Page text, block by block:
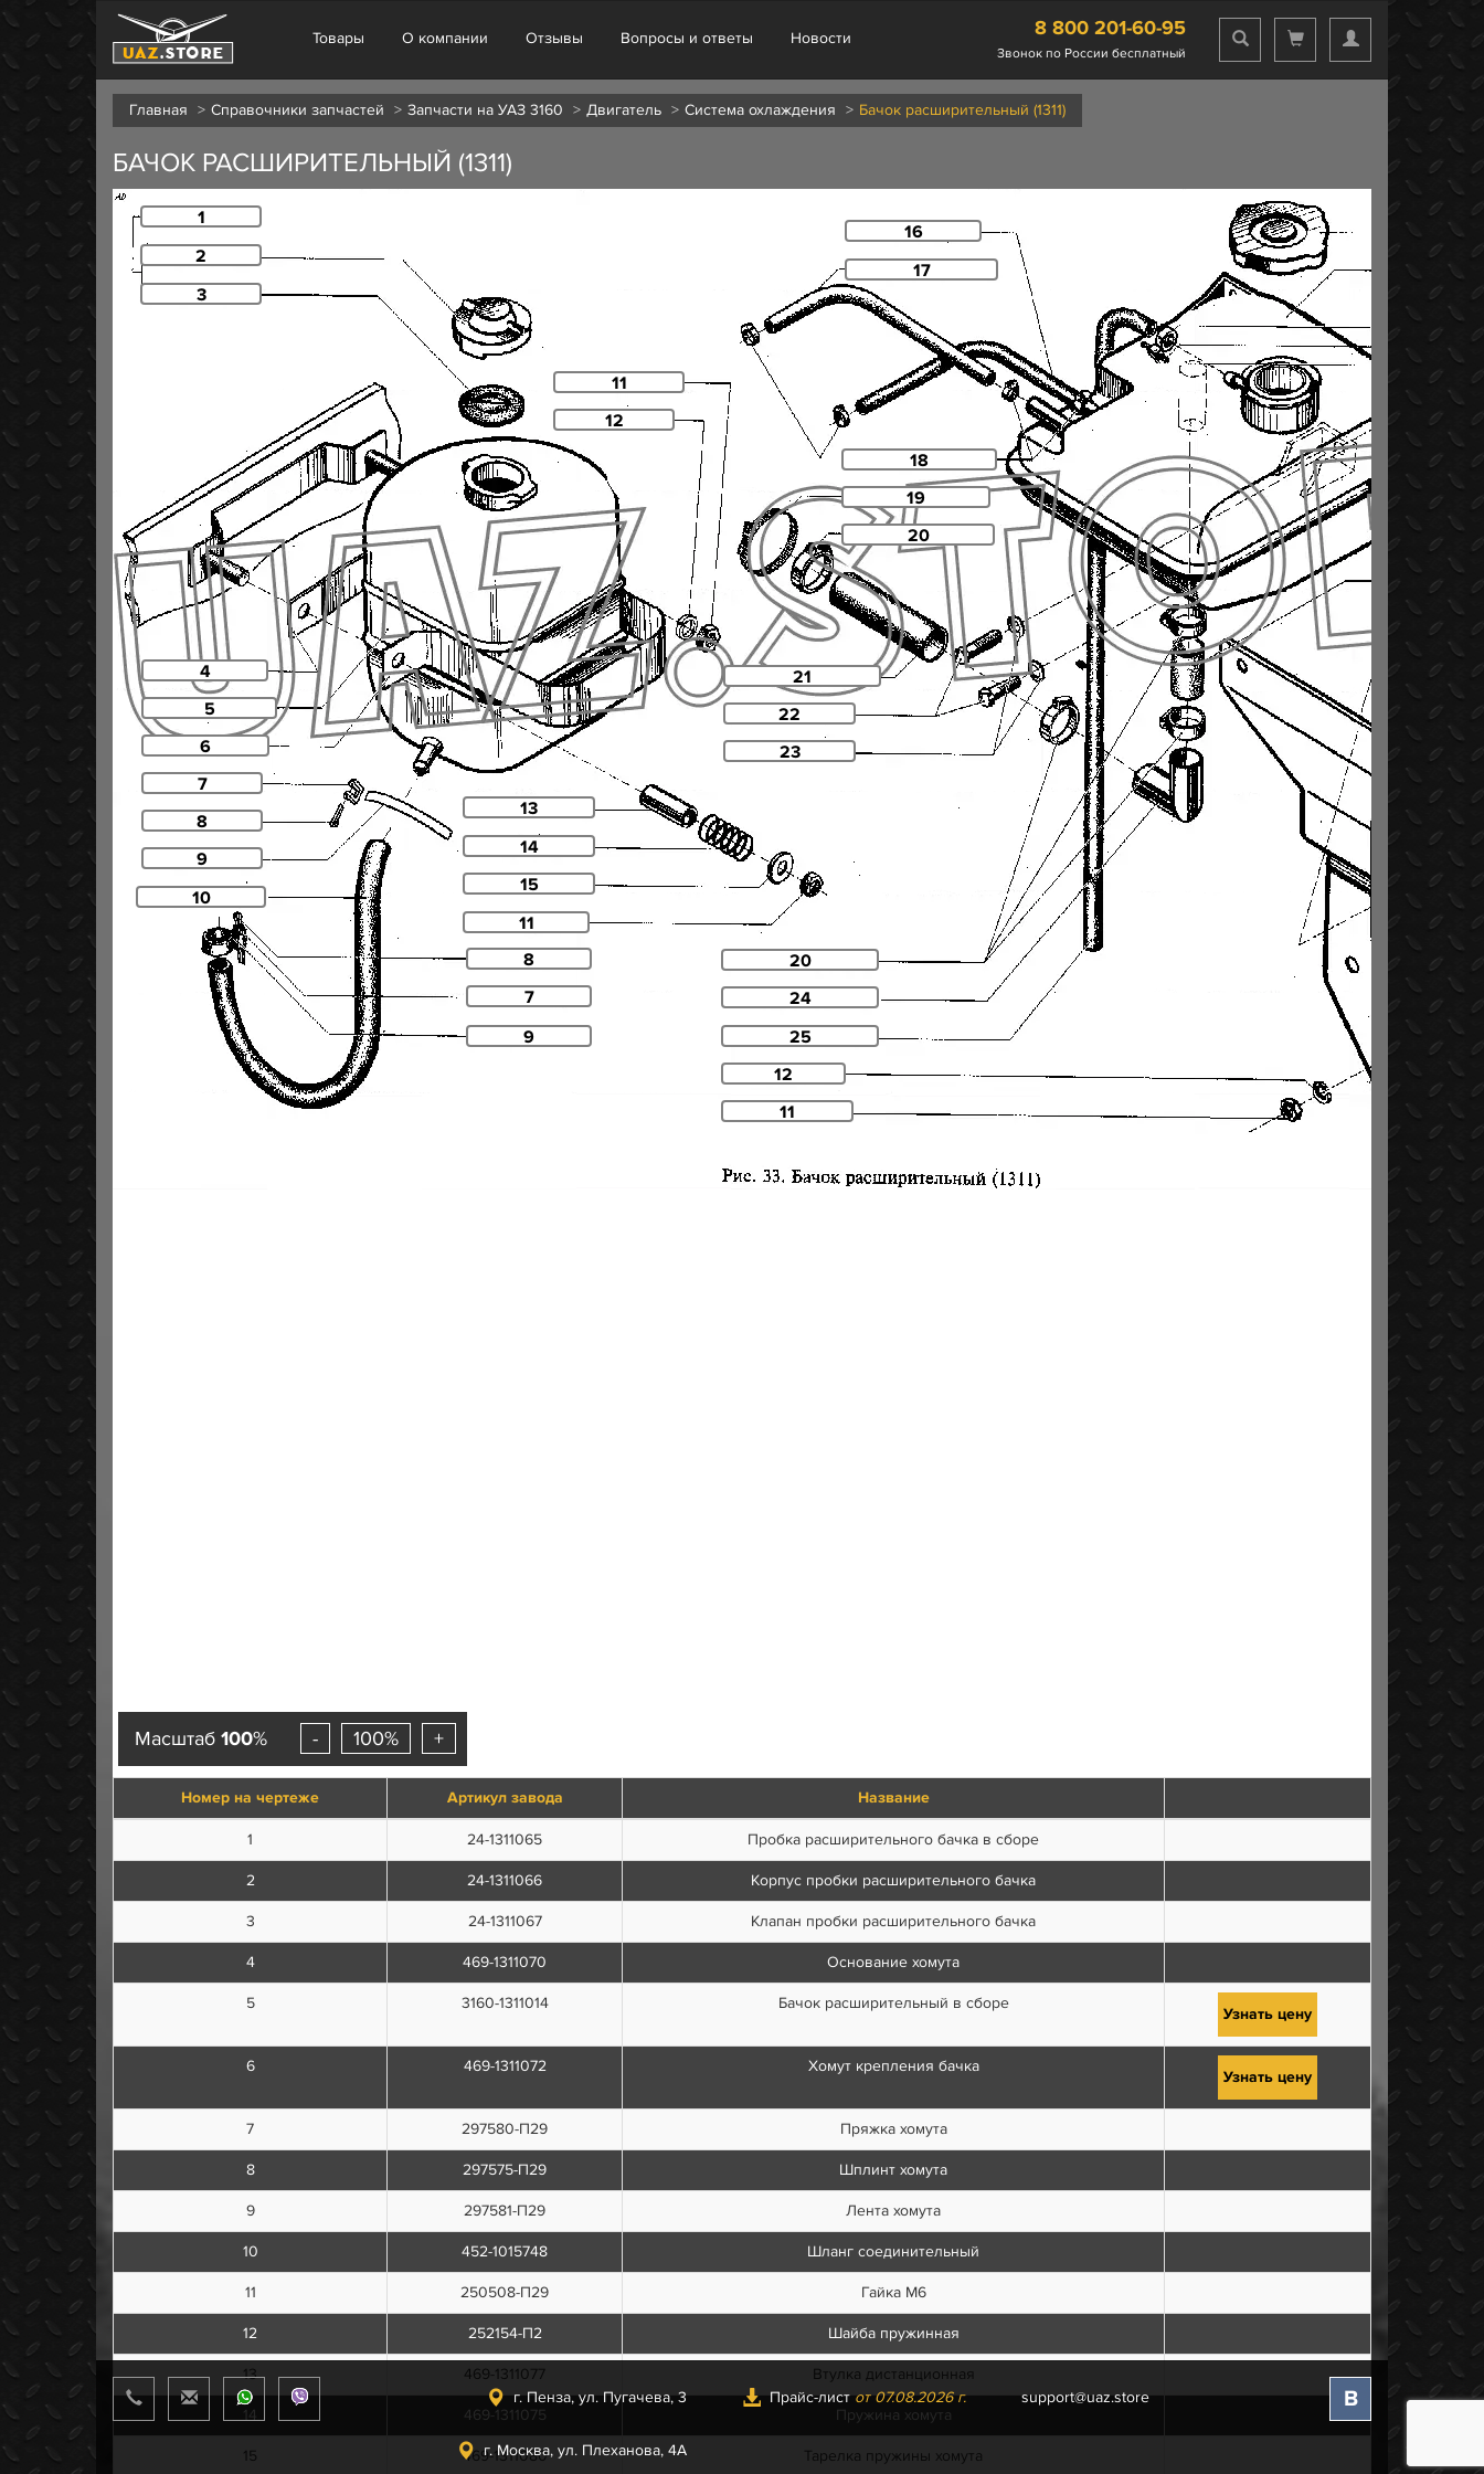
Товары О компании Отзывы Вопросы и ответы Новости 8 800 201-60-95
Звонок по России бесплатный
Главная Справочники запчастей Запчасти на УАЗ 3160 Двигатель Система охлаждения Бачок расширительный (1311)
БАЧОК РАСШИРИТЕЛЬНЫЙ (1311)
1
2
3
4
5
6
7
7
8
8
9
9
10
11
11
11
12
12
13
14
15
16
17
18
19
20
20
21
22
23
24
25
Масштаб 100% - 100% +
Номер на чертеже Артикул завода Название
1 24-1311065 Пробка расширительного бачка в сборе
2 24-1311066 Корпус пробки расширительного бачка
3 24-1311067 Клапан пробки расширительного бачка
4 469-1311070 Основание хомута
5 3160-1311014 Бачок расширительный в сборе
Узнать цену
6 469-1311072 Хомут крепления бачка
Узнать цену
7 297580-П29 Пряжка хомута
8 297575-П29 Шплинт хомута
9 297581-П29 Лента хомута
10 452-1015748 Шланг соединительный
11 250508-П29 Гайка М6
12 252154-П2 Шайба пружинная
13 469-1311077 Втулка дистанционная
14 469-1311075 Пружина хомута
15 469-1311080 Тарелка пружины хомута
г. Пенза, ул. Пугачева, 3
г. Москва, ул. Плеханова, 4А
Прайс-листот 07.08.2026 г. support@uaz.store В